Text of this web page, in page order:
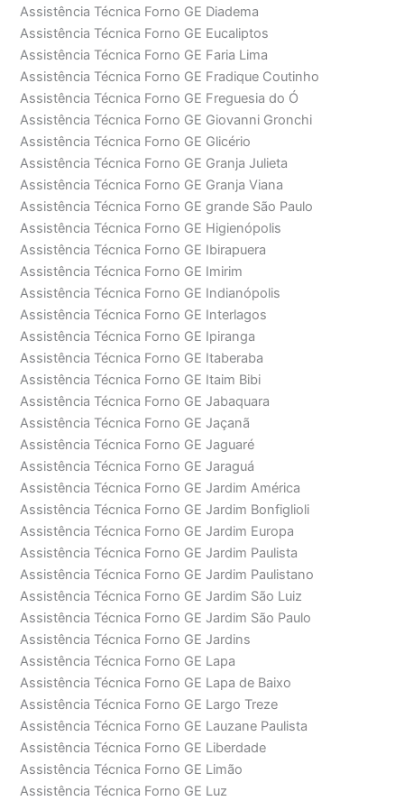
Assistência Técnica Forno GE Diadema
Assistência Técnica Forno GE Eucaliptos
Assistência Técnica Forno GE Faria Lima
Assistência Técnica Forno GE Fradique Coutinho
Assistência Técnica Forno GE Freguesia do Ó
Assistência Técnica Forno GE Giovanni Gronchi
Assistência Técnica Forno GE Glicério
Assistência Técnica Forno GE Granja Julieta
Assistência Técnica Forno GE Granja Viana
Assistência Técnica Forno GE grande São Paulo
Assistência Técnica Forno GE Higienópolis
Assistência Técnica Forno GE Ibirapuera
Assistência Técnica Forno GE Imirim
Assistência Técnica Forno GE Indianópolis
Assistência Técnica Forno GE Interlagos
Assistência Técnica Forno GE Ipiranga
Assistência Técnica Forno GE Itaberaba
Assistência Técnica Forno GE Itaim Bibi
Assistência Técnica Forno GE Jabaquara
Assistência Técnica Forno GE Jaçanã
Assistência Técnica Forno GE Jaguaré
Assistência Técnica Forno GE Jaraguá
Assistência Técnica Forno GE Jardim América
Assistência Técnica Forno GE Jardim Bonfiglioli
Assistência Técnica Forno GE Jardim Europa
Assistência Técnica Forno GE Jardim Paulista
Assistência Técnica Forno GE Jardim Paulistano
Assistência Técnica Forno GE Jardim São Luiz
Assistência Técnica Forno GE Jardim São Paulo
Assistência Técnica Forno GE Jardins
Assistência Técnica Forno GE Lapa
Assistência Técnica Forno GE Lapa de Baixo
Assistência Técnica Forno GE Largo Treze
Assistência Técnica Forno GE Lauzane Paulista
Assistência Técnica Forno GE Liberdade
Assistência Técnica Forno GE Limão
Assistência Técnica Forno GE Luz